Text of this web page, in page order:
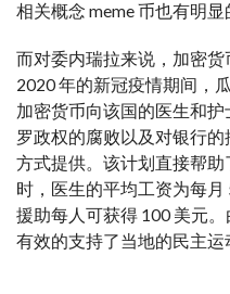
相关概念 meme 币也有明显
而对委内瑞拉来说，加密
2020 年的新冠疫情期间，
加密货币向该国的医生和
罗政权的腐败以及对银行
方式提供。该计划直接帮助
时，医生的平均工资为每
援助每人可获得 100 美元
有效的支持了当地的民主运